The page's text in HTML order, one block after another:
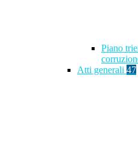
Piano
Atti generali 47